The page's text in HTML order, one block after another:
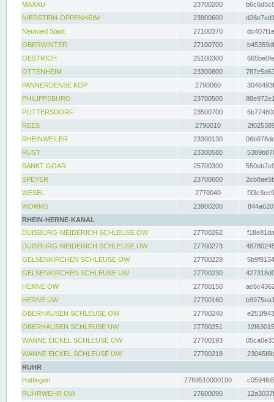
MAXAU
23700200
NIERSTEIN-OPPENHEIM
23900600
Neuwied Stadt
27100370
OBERWINTER
27100700
OESTRICH
25100300
OTTENHEIM
23300800
PANNERDENSE KOP
2790060
PHILIPPSBURG
23700500
PLITTERSDORF
23500700
REES
2790010
RHEINWEILER
23300130
RUST
23300580
SANKT GOAR
25700300
SPEYER
23700600
WESEL
2770040
WORMS
23900200
RHEIN-HERNE-KANAL
DUISBURG-MEIDERICH SCHLEUSE OW
27700262
DUISBURG-MEIDERICH SCHLEUSE UW
27700273
GELSENKIRCHEN SCHLEUSE OW
27700229
GELSENKIRCHEN SCHLEUSE UW
27700230
HERNE OW
27700150
HERNE UW
27700160
OBERHAUSEN SCHLEUSE OW
27700240
OBERHAUSEN SCHLEUSE UW
27700251
WANNE EICKEL SCHLEUSE OW
27700193
WANNE EICKEL SCHLEUSE UW
27700218
RUHR
Hattingen
2769510000100
RUHRWEHR OW
27600090